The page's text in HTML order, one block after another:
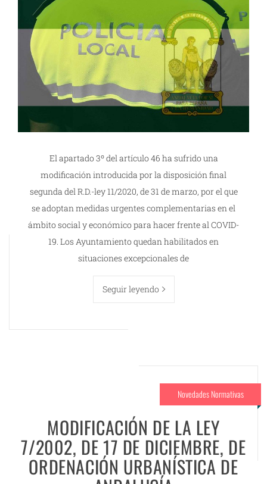
El apartado 3º del artículo 46 ha sufrido una
modificación introducida por la disposición final
segunda del R.D.-ley 11/2020, de 31 de marzo, por el que
se adoptan medidas urgentes complementarias en el
ámbito social y económico para hacer frente al COVID-
19. Los Ayuntamiento quedan habilitados en
situaciones excepcionales de
Seguir leyendo
Novedades Normativas
MODIFICACIÓN DE LA LEY
7/2002, DE 17 DE DICIEMBRE, DE
ORDENACIÓN URBANÍSTICA DE